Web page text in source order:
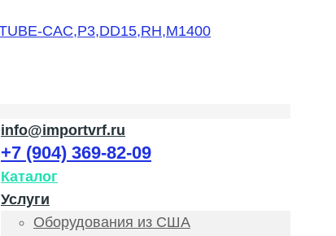
info@importvrf.ru
+7 (904) 369-82-09
Каталог
Услуги
Оборудования из США